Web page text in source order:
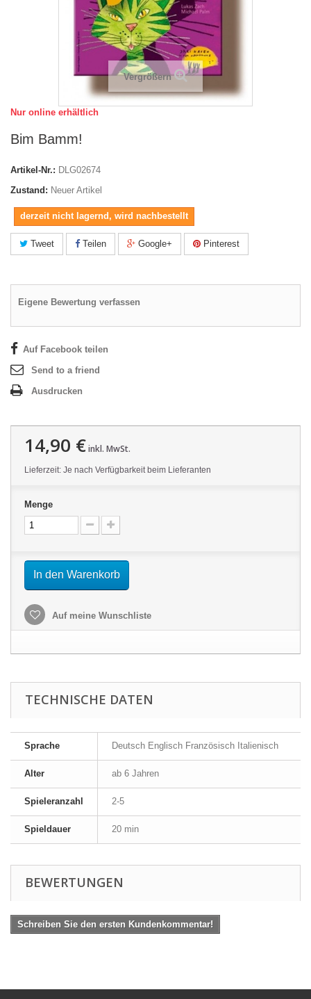
Vergrößern
Nur online erhältlich
Bim Bamm!
Artikel-Nr.: DLG02674
Zustand: Neuer Artikel
derzeit nicht lagernd, wird nachbestellt
Tweet Teilen Google+ Pinterest
Eigene Bewertung verfassen
Auf Facebook teilen
Send to a friend
Ausdrucken
14,90 €inkl. MwSt.
Lieferzeit: Je nach Verfügbarkeit beim Lieferanten
Menge
In den Warenkorb
Auf meine Wunschliste
TECHNISCHE DATEN
Sprache Deutsch Englisch Französisch Italienisch
Alter ab 6 Jahren
Spieleranzahl 2-5
Spieldauer 20 min
BEWERTUNGEN
Schreiben Sie den ersten Kundenkommentar!